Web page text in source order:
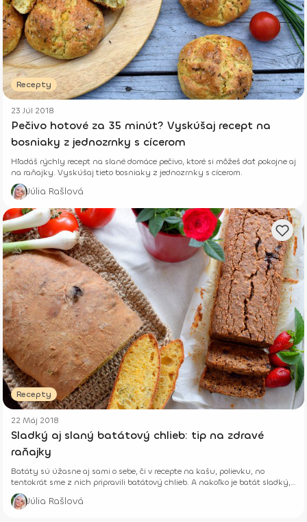
Recepty
23 Júl 2018
Pečivo hotové za 35 minút? Vyskúšaj recept na
bosniaky z jednozrnky s cícerom
Hľadáš rýchly recept na slané domáce pečivo, ktoré si môžeš dať pokojne aj
na raňajky. Vyskúšaj tieto bosniaky z jednozrnky s cícerom.
Júlia Rašlová
Recepty
22 Máj 2018
Sladký aj slaný batátový chlieb: tip na zdravé
raňajky
Batáty sú úžasne aj sami o sebe, či v recepte na kašu, polievku, no
tentokrát sme z nich pripravili batátový chlieb. A nakoľko je batát sladký,
skúsili sme verziu na slano aj na sladko.
Júlia Rašlová